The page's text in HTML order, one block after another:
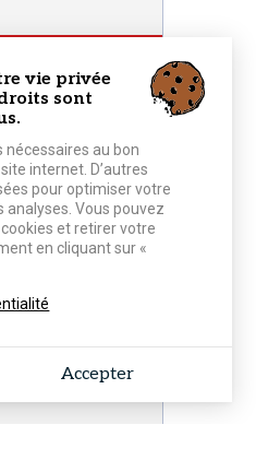
VIE DU CLUB
vie privée
sont
nécessaires au bon
internet. D’autres
pour optimiser votre
analyses. Vous pouvez
et retirer votre
en cliquant sur «
Accepter